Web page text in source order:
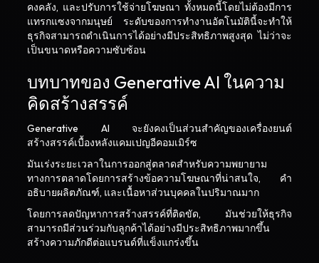
คงคลัง, และปรับการใช้จ่ายโฆษณา ทั้งหมดนี้โดยไม่ต้องมีการ
แทรกแซงจากมนุษย์ ระดับของการทำงานอัตโนมัตินี้จะทำให้
ธุรกิจสามารถดำเนินการได้อย่างมีประสิทธิภาพสูงสุด ไม่ว่าจะ
เป็นขนาดหรือความซับซ้อน
บทบาทของ Generative AI ในความ
คิดสร้างสรรค์
Generative AI จะยังคงเป็นส่วนสำคัญของเครื่องยนต์
สร้างสรรค์เบื้องหลังแคมเปญอีคอมเมิร์ซ
มันเร่งระยะเวลาในการออกสู่ตลาดสำหรับความพยายาม
ทางการตลาดโดยการสร้างข้อความโฆษณาที่น่าสนใจ, คำ
อธิบายผลิตภัณฑ์, และเนื้อหาส่วนบุคคลในปริมาณมาก
โดยการลดปัญหาการสร้างสรรค์ที่ติดขัด, มันช่วยให้ธุรกิจ
สามารถมีส่วนร่วมกับลูกค้าได้อย่างมีประสิทธิภาพมากขึ้น
สร้างความภักดีต่อแบรนด์ที่แข็งแกร่งขึ้น